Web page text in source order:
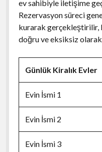
ev sahibiyle iletişime
Rezervasyon süreci
kurarak gerçekleştirilir,
doğru ve eksiksiz
Günlük Kiralık Evler
Evin İsmi 1
Evin İsmi 2
Evin İsmi 3